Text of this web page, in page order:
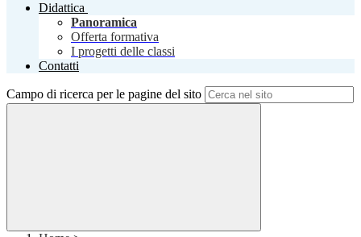
Didattica
Panoramica
Offerta formativa
I progetti delle classi
Contatti
Campo di ricerca per le pagine del sito